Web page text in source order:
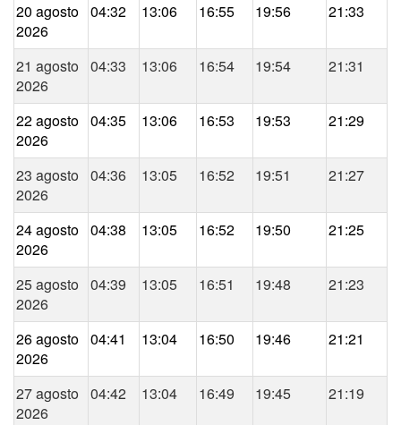
20 agosto
2026
04:32 13:06 16:55 19:56 21:33
21 agosto
2026
04:33 13:06 16:54 19:54 21:31
22 agosto
2026
04:35 13:06 16:53 19:53 21:29
23 agosto
2026
04:36 13:05 16:52 19:51 21:27
24 agosto
2026
04:38 13:05 16:52 19:50 21:25
25 agosto
2026
04:39 13:05 16:51 19:48 21:23
26 agosto
2026
04:41 13:04 16:50 19:46 21:21
27 agosto
2026
04:42 13:04 16:49 19:45 21:19